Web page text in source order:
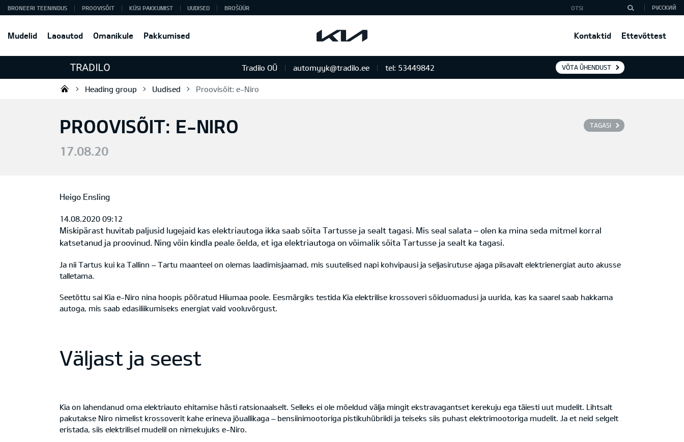
Mudelid Laoautod Omanikule Pakkumised Kontaktid Ettevõttest
BRONEERI TEENINDUS PROOVISÕIT KÜSI PAKKUMIST UUDISED BROŠÜÜR РУССКИЙ
Tradilo OÜ automyyk@tradilo.ee tel: 53449842 VÕTA ÜHENDUST
Tradilo OÜ
Heading group Uudised Proovisõit: e-Niro
TAGASI
PROOVISÕIT: E-NIRO
17.08.20
Heigo Ensling
14.08.2020 09:12
Miskipärast huvitab paljusid lugejaid kas elektriautoga ikka saab sõita Tartusse ja sealt tagasi. Mis seal salata – olen ka mina seda mitmel korral
katsetanud ja proovinud. Ning võin kindla peale öelda, et iga elektriautoga on võimalik sõita Tartusse ja sealt ka tagasi.
Ja nii Tartus kui ka Tallinn – Tartu maanteel on olemas laadimisjaamad, mis suutelised napi kohvipausi ja seljasirutuse ajaga piisavalt elektrienergiat auto akusse
talletama.
Seetõttu sai Kia e-Niro nina hoopis pööratud Hiiumaa poole. Eesmärgiks testida Kia elektrilise krossoveri sõiduomadusi ja uurida, kas ka saarel saab hakkama
autoga, mis saab edasiliikumiseks energiat vaid vooluvõrgust.
Väljast ja seest
Kia on lahendanud oma elektriauto ehitamise hästi ratsionaalselt. Selleks ei ole mõeldud välja mingit ekstravagantset kerekuju ega täiesti uut mudelit. Lihtsalt
pakutakse Niro nimelist krossoverit kahe erineva jõuallikaga – bensiinimootoriga pistikuhübriidi ja teiseks siis puhast elektrimootoriga mudelit. Ja et neid selgelt
eristada, siis elektrilisel mudelil on nimekujuks e-Niro.